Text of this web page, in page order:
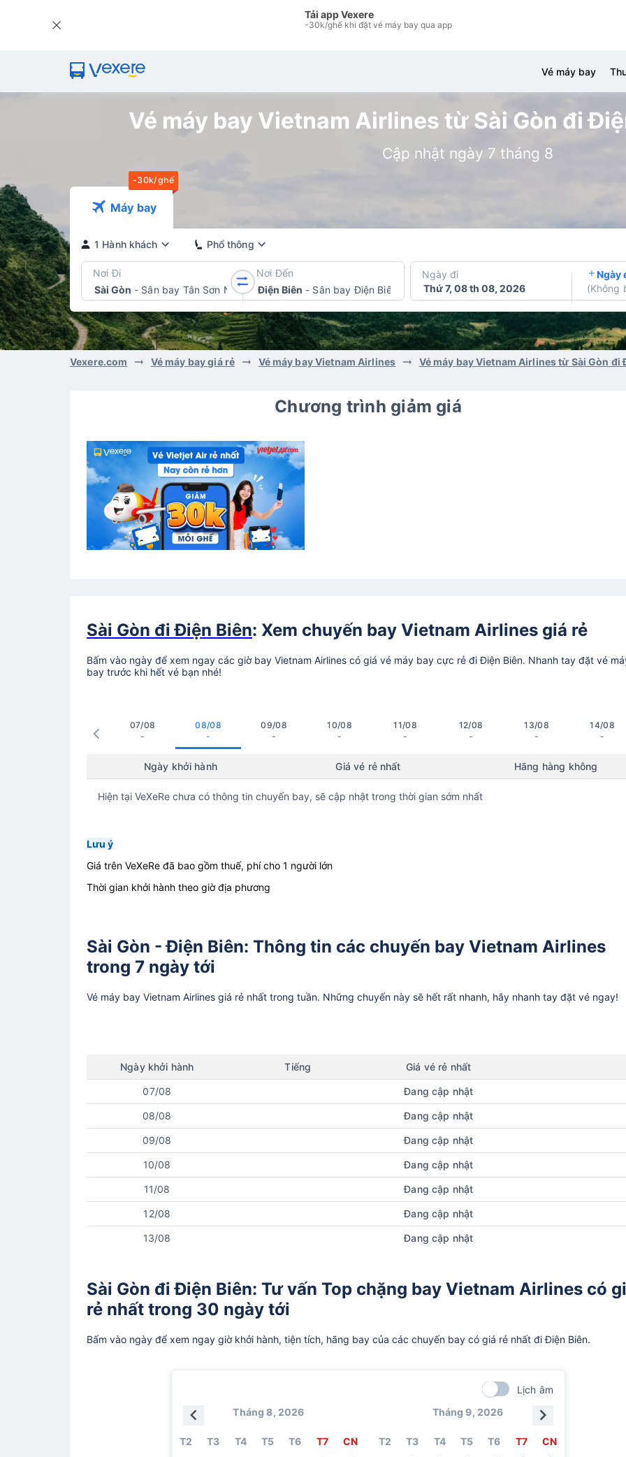
Tải app Vexere
-30k/ghế khi đặt vé máy bay qua app
Vé máy bay
Vé máy bay Vietnam Airlines từ Sài Gòn đi
Cập nhật ngày 7 tháng 8
-30k/ghế
Máy bay
1 Hành khách Phổ thông
Nơi Đi
Sài Gòn - Sân bay Tân Sơn Nhất
Nơi Đến
Điện Biên - Sân bay Điện Biên Phủ
Ngày đi
Thứ 7, 08 th 08, 2026
Ngày
(Không
Vexere.com Vé máy bay giá rẻ Vé máy bay Vietnam Airlines Vé máy bay Vietnam Airlines từ Sài Gòn đi
Chương trình giảm giá
Sài Gòn đi Điện Biên: Xem chuyến bay Vietnam Airlines giá rẻ
Bấm vào ngày để xem ngay các giờ bay Vietnam Airlines có giá vé máy bay cực rẻ đi Điện Biên. Nhanh tay đặt vé
bay trước khi hết vé bạn nhé!
07/08
-
08/08
-
09/08
-
10/08
-
11/08
-
12/08
-
13/08
-
14/08
-
Ngày khởi hành Giá vé rẻ nhất Hãng hàng không
Hiện tại VeXeRe chưa có thông tin chuyến bay, sẽ cập nhật trong thời gian sớm nhất
Lưu ý
Giá trên VeXeRe đã bao gồm thuế, phí cho 1 người lớn
Thời gian khởi hành theo giờ địa phương
Sài Gòn - Điện Biên: Thông tin các chuyến bay Vietnam Airlines
trong 7 ngày tới
Vé máy bay Vietnam Airlines giá rẻ nhất trong tuần. Những chuyến này sẽ hết rất nhanh, hãy nhanh tay đặt vé ngay!
Ngày khởi hành Tiếng Giá vé rẻ nhất
07/08 Đang cập nhật
08/08 Đang cập nhật
09/08 Đang cập nhật
10/08 Đang cập nhật
11/08 Đang cập nhật
12/08 Đang cập nhật
13/08 Đang cập nhật
Sài Gòn đi Điện Biên: Tư vấn Top chặng bay Vietnam Airlines có
rẻ nhất trong 30 ngày tới
Bấm vào ngày để xem ngay giờ khởi hành, tiện tích, hãng bay của các chuyến bay có giá rẻ nhất đi Điện Biên.
Lịch âm
Tháng 8, 2026
T2 T3 T4 T5 T6 T7
CN
Tháng 9, 2026
T2 T3 T4 T5 T6 T7
CN